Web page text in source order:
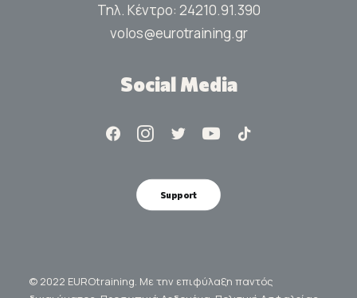
Τηλ. Κέντρο: 24210.91.390
volos@eurotraining.gr
Social Media
Support
© 2022 EUROtraining. Με την επιφύλαξη παντός